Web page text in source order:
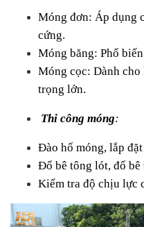
Móng đơn: Áp dụng
cứng.
Móng băng: Phổ
Móng cọc: Dành cho
trọng lớn.
Thi công móng:
Đào hố móng, lắp
Đổ bê tông lót, đổ bê
Kiểm tra độ chịu lực